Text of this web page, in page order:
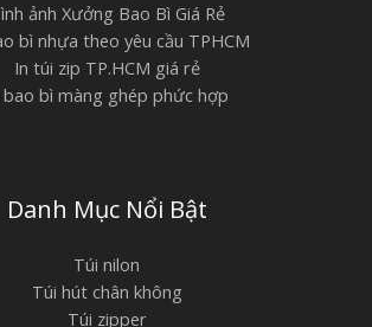
ảnh Xưởng Bao Bì Giá Rẻ
bì nhựa theo yêu cầu TPHCM
In túi zip TP.HCM giá rẻ
bao bì màng ghép phức hợp
Danh Mục Nổi Bật
Túi nilon
Túi hút chân không
Túi zipper